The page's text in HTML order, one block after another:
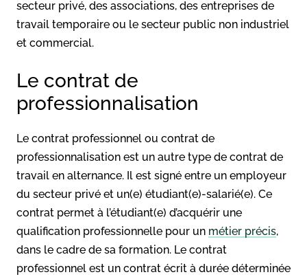
secteur privé, des associations, des entreprises de
travail temporaire ou le secteur public non industriel
et commercial.
Le contrat de
professionnalisation
Le contrat professionnel ou contrat de
professionnalisation est un autre type de contrat de
travail en alternance. Il est signé entre un employeur
du secteur privé et un(e) étudiant(e)-salarié(e). Ce
contrat permet à l’étudiant(e) d’acquérir une
qualification professionnelle pour un métier précis,
dans le cadre de sa formation. Le contrat
professionnel est un contrat écrit à durée déterminée